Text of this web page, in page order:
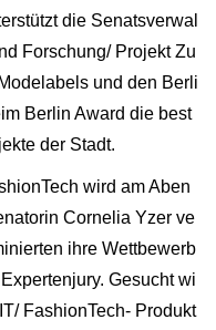
die Senatsverwal
Forschung/ Projekt Zu
und den Berli
Berlin Award die best
der Stadt.
wird am Aben
Cornelia Yzer ve
ihre Wettbewerb
Gesucht wi
FashionTech- Produkt